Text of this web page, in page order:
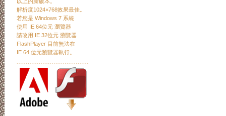
解析度1024×768效果最佳。
若您是 Windows 7 系統
使用 IE 64位元 瀏覽器
請改用 IE 32位元 瀏覽器
FlashPlayer 目前無法在
IE 64 位元瀏覽器執行。